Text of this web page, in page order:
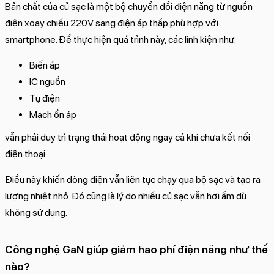
Bản chất của củ sạc là một bộ chuyển đổi điện năng từ nguồn
điện xoay chiều 220V sang điện áp thấp phù hợp với
smartphone. Để thực hiện quá trình này, các linh kiện như:
Biến áp
IC nguồn
Tụ điện
Mạch ổn áp
vẫn phải duy trì trạng thái hoạt động ngay cả khi chưa kết nối
điện thoại.
Điều này khiến dòng điện vẫn liên tục chạy qua bộ sạc và tạo ra
lượng nhiệt nhỏ. Đó cũng là lý do nhiều củ sạc vẫn hơi ấm dù
không sử dụng.
Công nghệ GaN giúp giảm hao phí điện năng như thế
nào?